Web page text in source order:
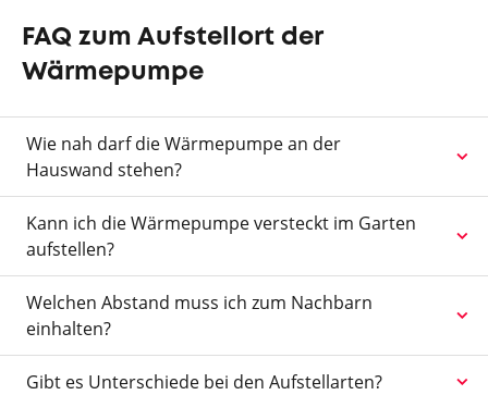
FAQ zum Aufstellort der
Wärmepumpe
Wie nah darf die Wärmepumpe an der
Hauswand stehen?
Kann ich die Wärmepumpe versteckt im Garten
aufstellen?
Welchen Abstand muss ich zum Nachbarn
einhalten?
Gibt es Unterschiede bei den Aufstellarten?